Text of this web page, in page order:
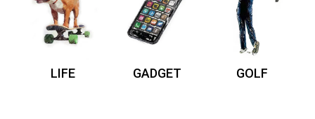
LIFE GADGET GOLF